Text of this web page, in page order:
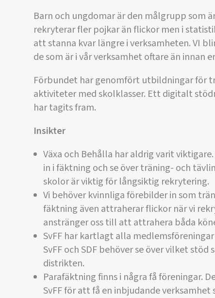
Barn och ungdomar är den målgrupp som
rekryterar fler pojkar än flickor men i
att stanna kvar längre i verksamheten. VI
de som är i vår verksamhet oftare än innan
Förbundet har genomfört utbildningar för
aktiviteter med skolklasser. Ett digitalt
har tagits fram.
Insikter
Växa och Behålla har aldrig varit
in i fäktning och se över träning- och
skolor är viktig för långsiktig rekrytering.
Vi behöver kvinnliga förebilder in som
fäktning även attraherar flickor när vi
anstränger oss till att attrahera båda
SvFF har kartlagt alla
SvFF och SDF behöver se över vilket
distrikten.
Parafäktning finns i några få föreningar.
SvFF för att få en inbjudande